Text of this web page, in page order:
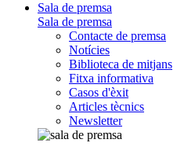
Sala de premsa
Sala de premsa
Contacte de premsa
Notícies
Biblioteca de mitjans
Fitxa informativa
Casos d'èxit
Articles tècnics
Newsletter